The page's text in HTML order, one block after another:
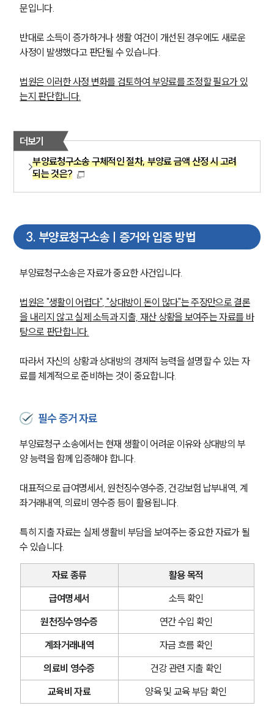
문입니다.
반대로 소득이 증가하거나 생활 여건이 개선된 경우에도 새로운
사정이 발생했다고 판단될 수 있습니다.
법원은 이러한 사정 변화를 검토하여 부양료를 조정할 필요가 있
는지 판단합니다.
더보기
부양료청구소송 구체적인 절차, 부양료 금액 산정 시 고려
되는 것은?
3. 부양료청구소송ㅣ증거와 입증 방법
부양료청구소송은 자료가 중요한 사건입니다.
법원은 "생활이 어렵다", "상대방이 돈이 많다"는 주장만으로 결론
을 내리지 않고 실제 소득과 지출, 재산 상황을 보여주는 자료를 바
탕으로 판단합니다.
따라서 자신의 상황과 상대방의 경제적 능력을 설명할 수 있는 자
료를 체계적으로 준비하는 것이 중요합니다.
필수 증거 자료
부양료청구 소송에서는 현재 생활이 어려운 이유와 상대방의 부
양 능력을 함께 입증해야 합니다.
대표적으로 급여명세서, 원천징수영수증, 건강보험 납부내역, 계
좌거래내역, 의료비 영수증 등이 활용됩니다.
특히 지출 자료는 실제 생활비 부담을 보여주는 중요한 자료가 될
수 있습니다.
자료 종류
활용 목적
급여명세서
소득 확인
원천징수영수증
연간 수입 확인
계좌거래내역
자금 흐름 확인
의료비 영수증
건강 관련 지출 확인
교육비 자료
양육 및 교육 부담 확인